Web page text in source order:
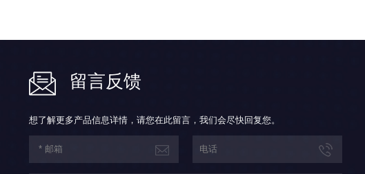
留言反馈
想了解更多产品信息详情，请您在此留言，我们会尽快回复您。